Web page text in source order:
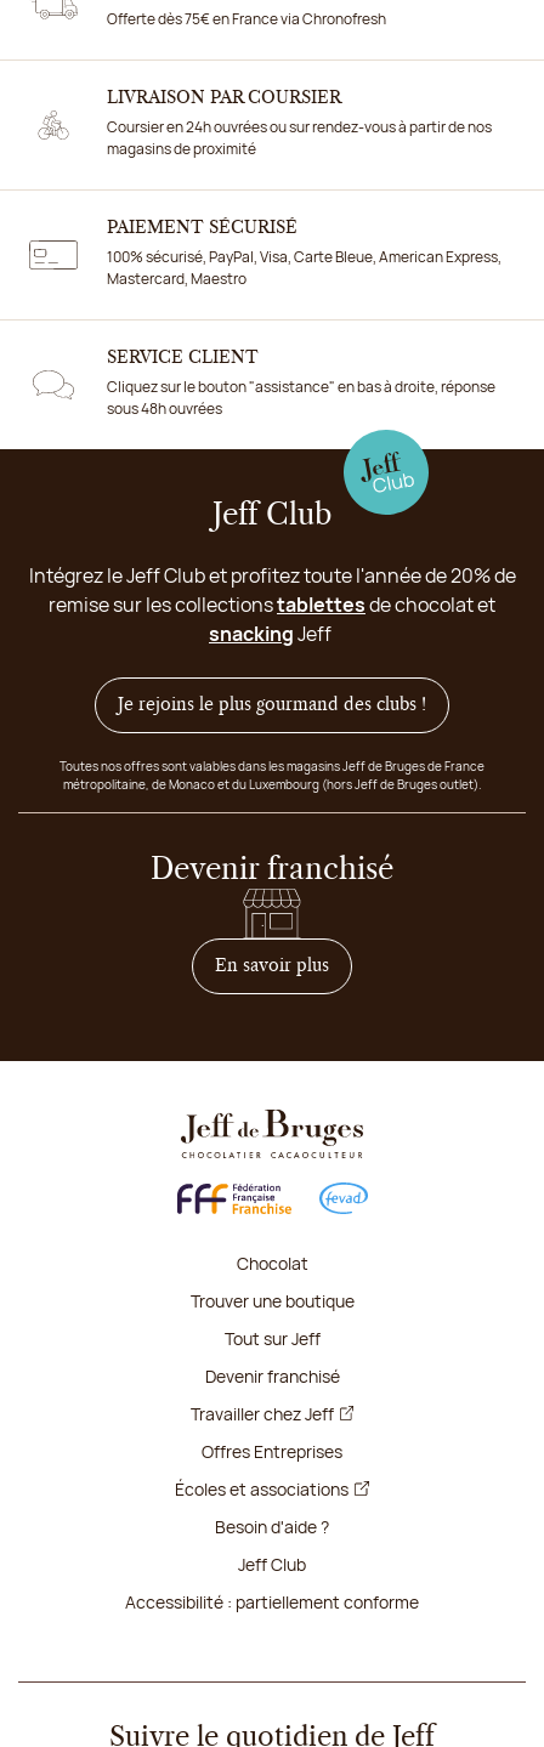
Offerte dès 75€ en France via Chronofresh
LIVRAISON PAR COURSIER
Coursier en 24h ouvrées ou sur rendez-vous à partir de nos
magasins de proximité
PAIEMENT SÉCURISÉ
100% sécurisé, PayPal, Visa, Carte Bleue, American Express,
Mastercard, Maestro
SERVICE CLIENT
Cliquez sur le bouton "assistance" en bas à droite, réponse
sous 48h ouvrées
Jeff Club
Intégrez le Jeff Club et profitez toute l'année de 20% de
remise sur les collectionstablettesde chocolat et
snackingJeff
Je rejoins le plus gourmand des clubs !
Toutes nos offres sont valables dans les magasins Jeff de Bruges de France
métropolitaine, de Monaco et du Luxembourg (hors Jeff de Bruges outlet).
Devenir franchisé
En savoir plussur comment devenir
Chocolat
Trouver une boutique
Tout sur Jeff
Devenir franchisé
Travailler chez Jeff
Offres Entreprises
Écoles et associations
Besoin d'aide ?
Jeff Club
Accessibilité : partiellement conforme
Suivre le quotidien de Jeff